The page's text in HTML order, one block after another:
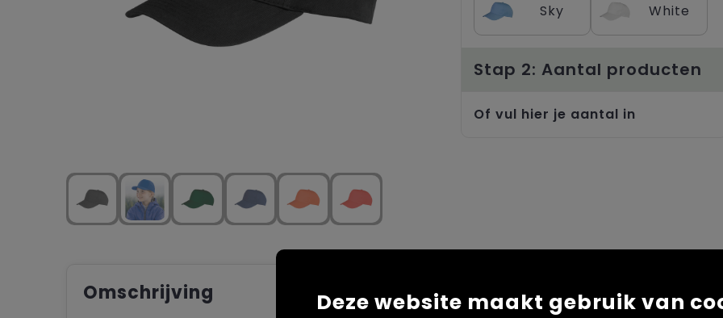
Sky White
Stap 2: Aantal producten
Of vul hier je aantal in
Omschrijving Deze website maakt gebruik van